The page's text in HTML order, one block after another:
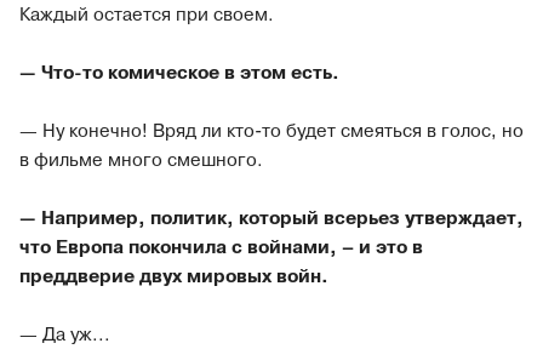
Каждый остается при своем.
— Что-то комическое в этом есть.
— Ну конечно! Вряд ли кто-то будет смеяться в голос, но
в фильме много смешного.
— Например, политик, который всерьез утверждает,
что Европа покончила с войнами, – и это в
преддверие двух мировых войн.
— Да уж...